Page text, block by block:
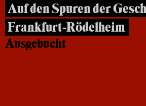
Auf den Spuren der
Frankfurt-Rödelheim
Ausgebucht